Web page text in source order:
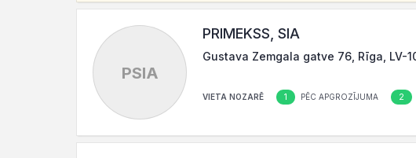
PSIA
PRIMEKSS, SIA
Gustava Zemgala gatve 76, Rīga, LV-
VIETA NOZARĒ 1 PĒC APGROZĪJUMA 2